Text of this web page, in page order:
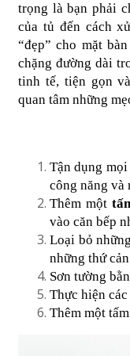
trọng là bạn phải
của tủ đến cách
“đẹp” cho mặt
chặng đường dài
tinh tế, tiện gọn
quan tâm những
Tận dụng
công năng và
Thêm một
vào căn bếp
Loại bỏ
những thứ
Sơn tường
Thực hiện
Thêm một